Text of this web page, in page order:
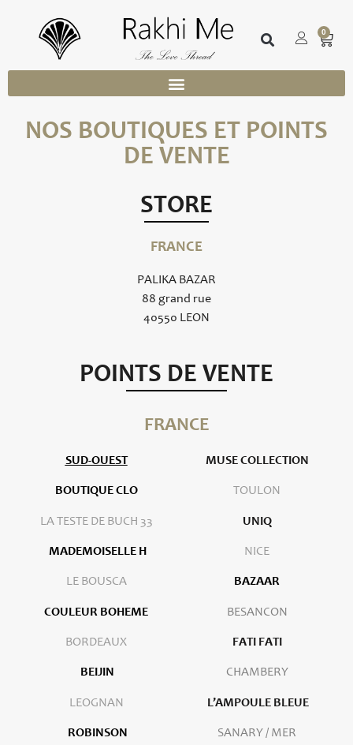
0
NOS BOUTIQUES ET POINTS
DE VENTE
STORE
FRANCE
PALIKA BAZAR
88 grand rue
40550 LEON
POINTS DE VENTE
FRANCE
SUD-OUEST
BOUTIQUE CLO
LA TESTE DE BUCH 33
MADEMOISELLE H
LE BOUSCA
COULEUR BOHEME
BORDEAUX
BEIJIN
LEOGNAN
ROBINSON
MUSE COLLECTION
TOULON
UNIQ
NICE
BAZAAR
BESANCON
FATI FATI
CHAMBERY
L’AMPOULE BLEUE
SANARY / MER